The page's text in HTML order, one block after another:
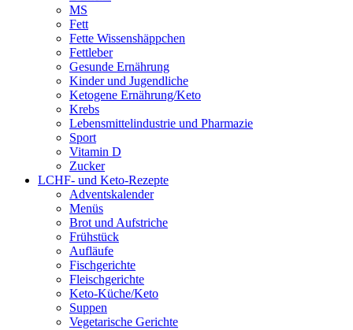
MS
Fett
Fette Wissenshäppchen
Fettleber
Gesunde Ernährung
Kinder und Jugendliche
Ketogene Ernährung/Keto
Krebs
Lebensmittelindustrie und Pharmazie
Sport
Vitamin D
Zucker
LCHF- und Keto-Rezepte
Adventskalender
Menüs
Brot und Aufstriche
Frühstück
Aufläufe
Fischgerichte
Fleischgerichte
Keto-Küche/Keto
Suppen
Vegetarische Gerichte